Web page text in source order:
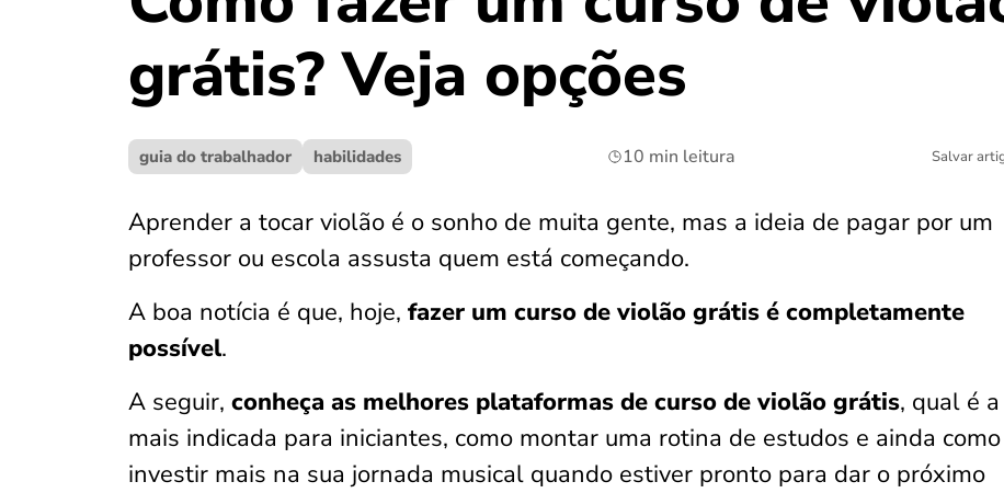
grátis? Veja opções
guia do trabalhador habilidades 10 min leitura Salvar
Aprender a tocar violão é o sonho de muita gente, mas a ideia de pagar por um
professor ou escola assusta quem está começando.
A boa notícia é que, hoje, fazer um curso de violão grátis é completamente
possível.
A seguir, conheça as melhores plataformas de curso de violão grátis, qual é a
mais indicada para iniciantes, como montar uma rotina de estudos e ainda como
investir mais na sua jornada musical quando estiver pronto para dar o próximo